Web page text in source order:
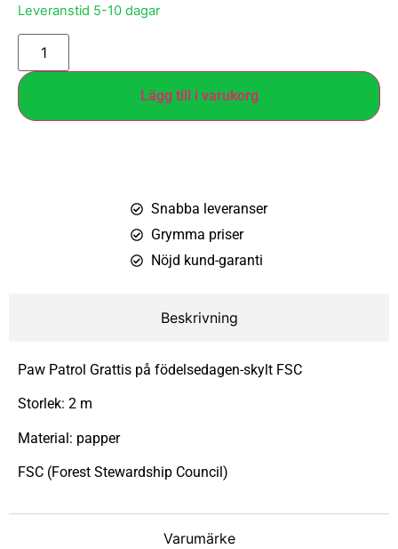
Leveranstid 5-10 dagar
Lägg till i varukorg
Snabba leveranser
Grymma priser
Nöjd kund-garanti
Beskrivning
Varumärke
Paw Patrol Grattis på födelsedagen-skylt FSC
Storlek: 2 m
Material: papper
FSC (Forest Stewardship Council)